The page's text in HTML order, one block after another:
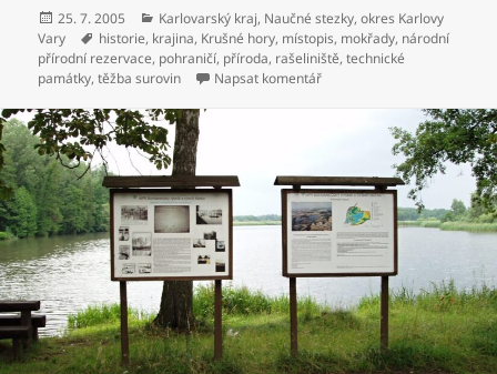
Publikováno:
25. 7. 2005 Rubriky:
Karlovarský kraj, Naučné stezky,okres Karlovy
Vary
Štítky:
historie, krajina, Krušné hory, místopis, mokřady, národní
přírodní rezervace, pohraničí, příroda, rašeliniště,technické
památky,těžba surovin Napsat komentář